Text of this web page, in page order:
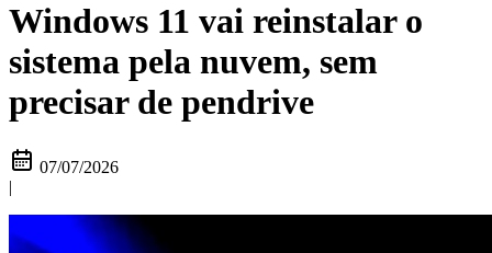
Windows 11 vai reinstalar o
sistema pela nuvem, sem
precisar de pendrive
07/07/2026
|